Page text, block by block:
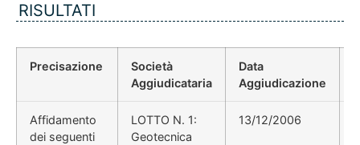
RISULTATI
Precisazione
Società
Aggiudicataria
Data
Aggiudicazione
Affidamento
dei seguenti
LOTTO N. 1:
Geotecnica
13/12/2006